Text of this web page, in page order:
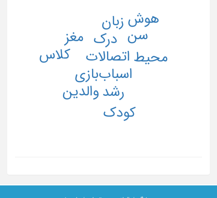
اتصالات
اسباب‌بازی
درک
رشد
زبان
سن
محیط
مغز
هوش
والدین
کلاس
کودک